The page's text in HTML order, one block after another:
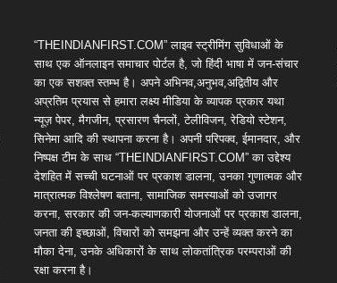
“THEINDIANFIRST.COM” लाइव स्ट्रीमिंग सुविधाओं के
साथ एक ऑनलाइन समाचार पोर्टल है, जो हिंदी भाषा में जन-संचार
का एक सशक्त स्तम्भ है। अपने अभिनव,अनुभव,अद्वितीय और
अप्रतिम प्रयास से हमारा लक्ष्य मीडिया के व्यापक प्रकार यथा
न्यूज़ पेपर, मैगजीन, प्रसारण चैनलों, टेलीविजन, रेडियो स्टेशन,
सिनेमा आदि की स्थापना करना है। अपनी परिपक्व, ईमानदार, और
निष्पक्ष टीम के साथ “THEINDIANFIRST.COM” का उद्देश्य
देशहित में सच्ची घटनाओं पर प्रकाश डालना, उनका गुणात्मक और
मात्रात्मक विश्लेषण बताना, सामाजिक समस्याओं को उजागर
करना, सरकार की जन-कल्याणकारी योजनाओं पर प्रकाश डालना,
जनता की इच्छाओं, विचारों को समझना और उन्हें व्यक्त करने का
मौका देना, उनके अधिकारों के साथ लोकतांत्रिक परम्पराओं की
रक्षा करना है।